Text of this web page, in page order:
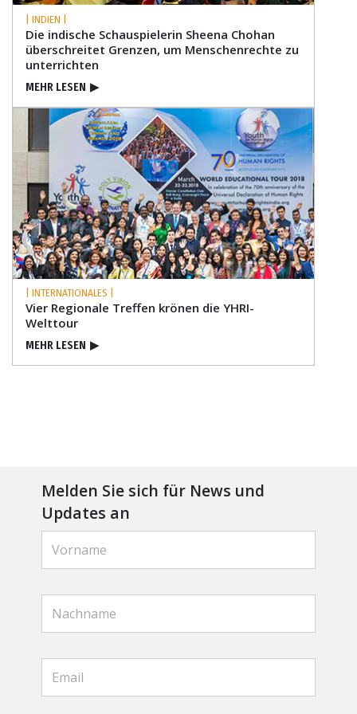
| INDIEN |
Die indische Schauspielerin Sheena Chohan
überschreitet Grenzen, um Menschenrechte zu
unterrichten
MEHR LESEN ▶
| INTERNATIONALES |
Vier Regionale Treffen krönen die YHRI-
Welttour
MEHR LESEN ▶
Melden Sie sich für News und
Updates an